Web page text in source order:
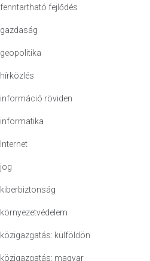
fenntartható fejlődés
gazdaság
geopolitika
hírközlés
információ röviden
informatika
Internet
jog
kiberbiztonság
környezetvédelem
közigazgatás: külföldön
közigazgatás: magyar